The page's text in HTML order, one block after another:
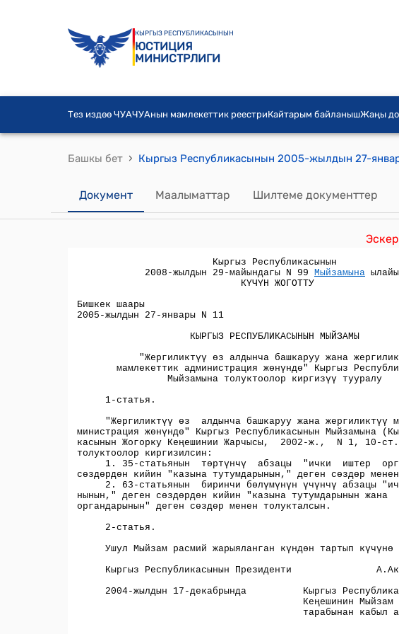
КЫРГЫЗ РЕСПУБЛИКАСЫНЫН
ЮСТИЦИЯ
МИНИСТРЛИГИ
Тез издөө ЧУАЧУАнын мамлекеттик реестриКайтарым байланышЖаңы
Башкы бет ›
Документ Маалыматтар Шилтеме документтер